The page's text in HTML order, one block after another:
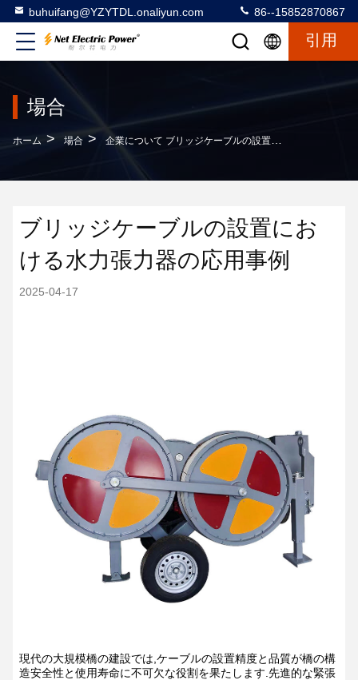
buhuifang@YZYTDL.onaliyun.com 86--15852870867
引用
場合
ホーム > 場合 > 企業について ブリッジケーブルの設置における水力張力器の応用事例
ブリッジケーブルの設置にお
ける水力張力器の応用事例
2025-04-17
現代の大規模橋の建設では,ケーブルの設置精度と品質が橋の構
造安全性と使用寿命に不可欠な役割を果たします.先進的な緊張